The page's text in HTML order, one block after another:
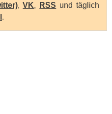
,VK, RSS und täglich
.